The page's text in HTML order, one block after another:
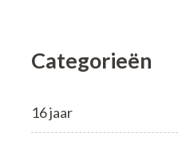
Categorieën
16 jaar